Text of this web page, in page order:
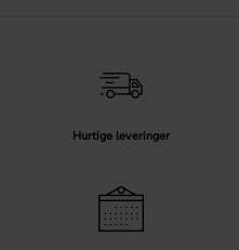
Hurtige leveringer